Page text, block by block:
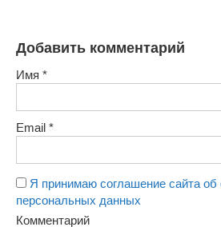
Добавить комментарий
Имя *
Email *
Я принимаю соглашение сайта об
персональных данных
Комментарий